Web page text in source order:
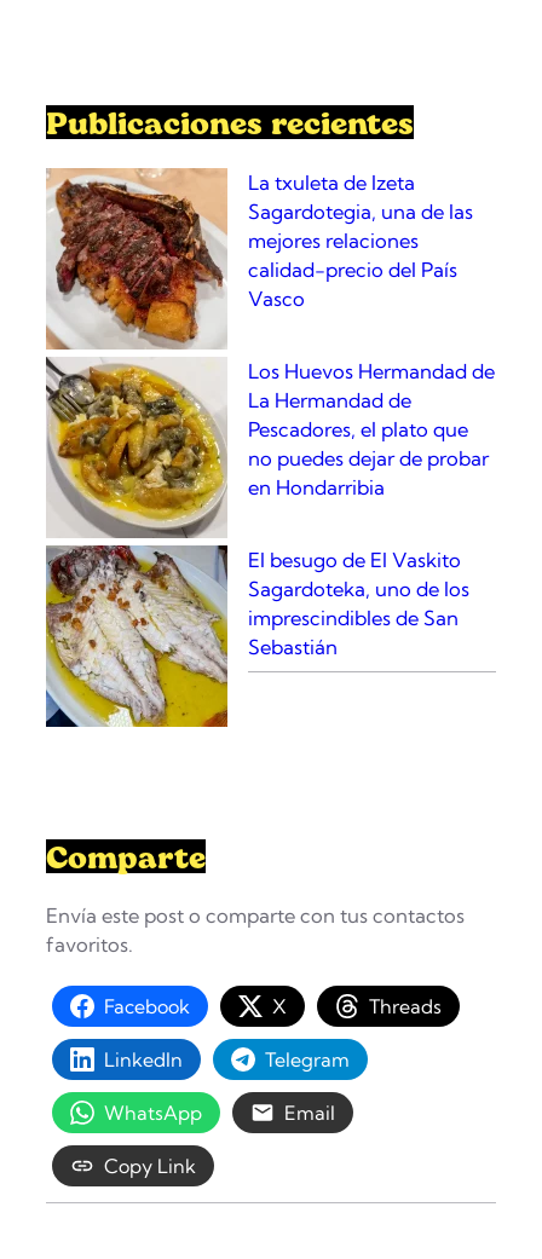
Publicaciones recientes
La txuleta de Izeta
Sagardotegia, una de las
mejores relaciones
calidad-precio del País
Vasco
Los Huevos Hermandad de
La Hermandad de
Pescadores, el plato que
no puedes dejar de probar
en Hondarribia
El besugo de El Vaskito
Sagardoteka, uno de los
imprescindibles de San
Sebastián
Comparte
Envía este post o comparte con tus contactos
favoritos.
Facebook X Threads
LinkedIn Telegram
WhatsApp Email
Copy Link